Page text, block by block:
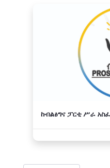
ከብልፅግና ፓርቲ ሥራ